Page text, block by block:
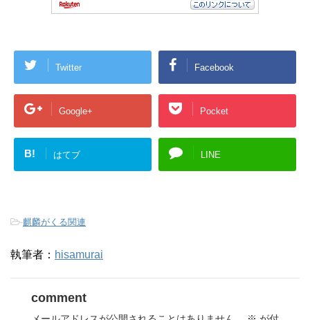
Twitter Facebook
Google+ Pocket
B! はてブ LINE
-麒麟がくる関連
執筆者： hisamurai
comment